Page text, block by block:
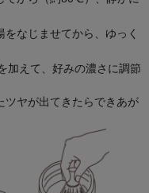
なじませてから、ゆっく
加えて、好みの濃さに調節
ツヤが出てきたらできあが